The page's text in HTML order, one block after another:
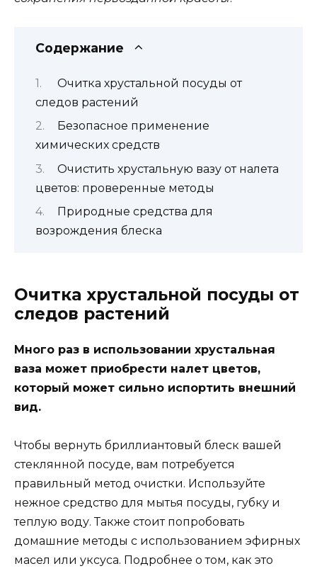
Содержание
Очитка хрустальной посуды от
следов растений
Безопасное применение
химических средств
Очистить хрустальную вазу от налета
цветов: проверенные методы
Природные средства для
возрождения блеска
Очитка хрустальной посуды от
следов растений
Много раз в использовании хрустальная
ваза может приобрести налет цветов,
который может сильно испортить внешний
вид.
Чтобы вернуть бриллиантовый блеск вашей
стеклянной посуде, вам потребуется
правильный метод очистки. Используйте
нежное средство для мытья посуды, губку и
теплую воду. Также стоит попробовать
домашние методы с использованием эфирных
масел или уксуса. Подробнее о том, как это